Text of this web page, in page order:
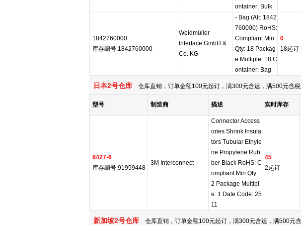
ontainer: Bulk
1842760000
库存编号:1842760000
Weidmüller
Interface GmbH &
Co. KG
- Bag (Alt: 1842
760000) RoHS:
Compliant Min
Qty: 18 Packag
e Multiple: 18 C
ontainer: Bag
0
18起订
日本2号仓库 仓库直销，订单金额100元起订，满300元含运，满500元含
型号 制造商 描述 实时库存
8427-6
库存编号:91959448
3M Interconnect
Connector Access
ories Shrink Insula
tors Tubular Ethyle
ne Propylene Rub
ber Black RoHS: C
ompliant Min Qty:
2 Package Multipl
e: 1 Date Code: 25
11
45
2起订
新加坡2号仓库 仓库直销，订单金额100元起订，满300元含运，满500元